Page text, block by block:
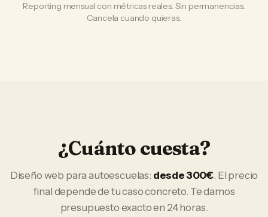
Reporting mensual con métricas reales. Sin permanencias.
Cancela cuando quieras.
¿Cuánto cuesta?
Diseño web paraautoescuelas: desde 300€. El precio
final depende de tu caso concreto. Te damos
presupuesto exacto en 24 horas.